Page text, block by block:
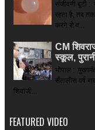
संजीवनी बूटी
रहता है, तब
करने से व...
CM
स्कूल,
भोपाल :
सैंतालीस वर्ष
शिवाजी...
FEATURED VIDEO